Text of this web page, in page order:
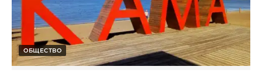
ОБЩЕСТВО